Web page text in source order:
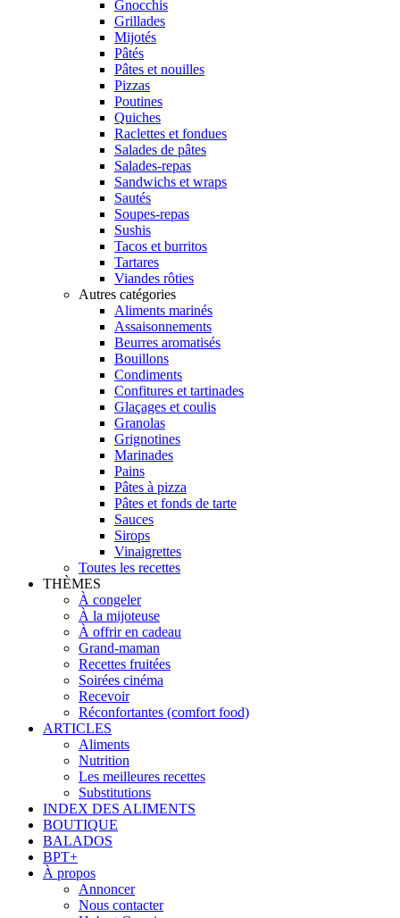
Gnocchis
Grillades
Mijotés
Pâtés
Pâtes et nouilles
Pizzas
Poutines
Quiches
Raclettes et fondues
Salades de pâtes
Salades-repas
Sandwichs et wraps
Sautés
Soupes-repas
Sushis
Tacos et burritos
Tartares
Viandes rôties
Autres catégories
Aliments marinés
Assaisonnements
Beurres aromatisés
Bouillons
Condiments
Confitures et tartinades
Glaçages et coulis
Granolas
Grignotines
Marinades
Pains
Pâtes à pizza
Pâtes et fonds de tarte
Sauces
Sirops
Vinaigrettes
Toutes les recettes
THÈMES
À congeler
À la mijoteuse
À offrir en cadeau
Grand-maman
Recettes fruitées
Soirées cinéma
Recevoir
Réconfortantes (comfort food)
ARTICLES
Aliments
Nutrition
Les meilleures recettes
Substitutions
INDEX DES ALIMENTS
BOUTIQUE
BALADOS
BPT+
À propos
Annoncer
Nous contacter